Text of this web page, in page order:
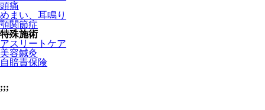
頭痛
めまい、耳鳴り
顎関節症
特殊施術
アスリートケア
美容鍼灸
自賠責保険
;;;